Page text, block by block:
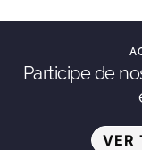
Participe de
VER